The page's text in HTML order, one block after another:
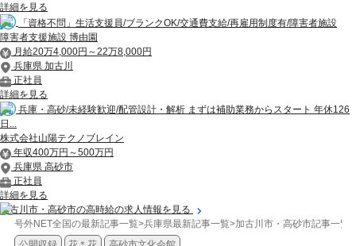
詳細を見る
「資格不問」生活支援員/ブランクOK/交通費支給/再雇用制度有/障害者施設
障害者支援施設 博由園
月給20万4,000円～22万8,000円
兵庫県 加古川
正社員
詳細を見る
兵庫・高砂/未経験歓迎/配管設計・解析 まずは補助業務からスタート 年休126
日...
株式会社山陽テクノブレイン
年収400万円～500万円
兵庫県 高砂市
正社員
詳細を見る
加古川市・高砂市の高時給の求人情報を見る
号外NET全国の最新記事一覧>兵庫県最新記事一覧>加古川市・高砂市記事一覧